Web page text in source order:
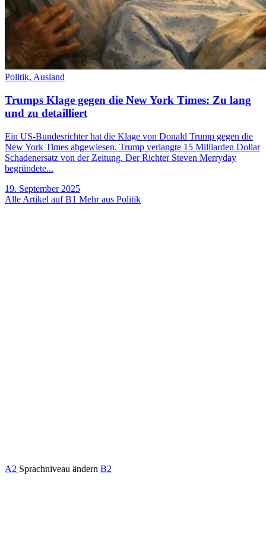
Politik, Ausland
Trumps Klage gegen die New York Times: Zu lang
und zu detailliert
Ein US-Bundesrichter hat die Klage von Donald Trump gegen die
New York Times abgewiesen. Trump verlangte 15 Milliarden Dollar
Schadenersatz von der Zeitung. Der Richter Steven Merryday
begründete...
19. September 2025
Alle Artikel auf B1 Mehr aus Politik
A2 Sprachniveau ändern B2